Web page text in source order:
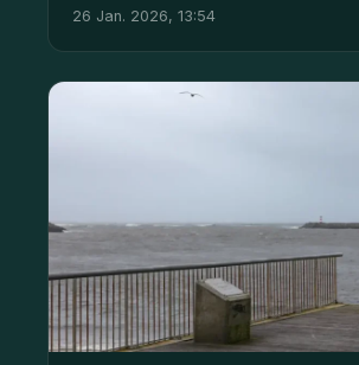
26 Jan. 2026, 13:54